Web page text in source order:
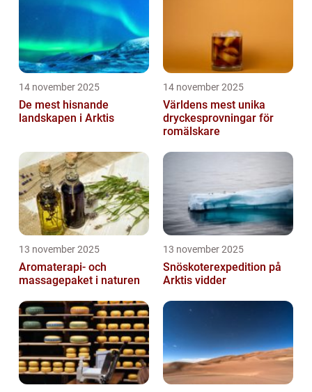
14 november 2025
De mest hisnande
landskapen i Arktis
14 november 2025
Världens mest unika
dryckesprovningar för
romälskare
13 november 2025
Aromaterapi- och
massagepaket i naturen
13 november 2025
Snöskoterexpedition på
Arktis vidder